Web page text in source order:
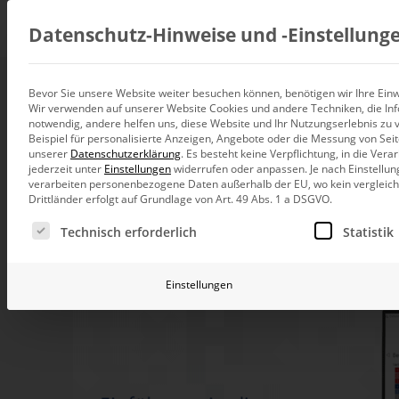
Beratung
Datenintegration
Individuelle Datenarchitektur-
BI und Analytics
Ganzheitliche Data-Analytics-
Planung, Forecasting und Simulation
Betrieb und
Webinar:
3. Mai 2023, 10:00–11:00 Uhr
Datenschutz-Hinweise und
Bevor Sie unsere Website weiter besuchen können, benötigen wir Ihre
Wir verwenden auf unserer Website Cookies und andere Techniken, die
notwendig, andere helfen uns, diese Website und Ihr Nutzungserlebnis zu
Beispiel für personalisierte Anzeigen, Angebote oder die Messung von
unserer Datenschutzerklärung. Es besteht keine Verpflichtung, in die
jederzeit unter Einstellungenwiderrufen oder anpassen. Je nach
verarbeiten personenbezogene Daten außerhalb der EU, wo kein
Drittländer erfolgt auf Grundlage von Art. 49 Abs. 1 a DSGVO.
Es folgt eine Liste der Service-Gruppen, für die eine
Technisch erforderlich Statistik
Einstellungen